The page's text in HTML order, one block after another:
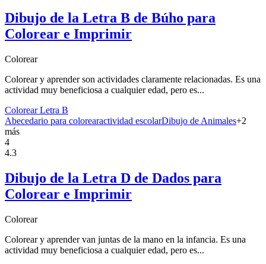
Dibujo de la Letra B de Búho para
Colorear e Imprimir
Colorear
Colorear y aprender son actividades claramente relacionadas. Es una
actividad muy beneficiosa a cualquier edad, pero es...
Colorear Letra B
Abecedario para colorearactividad escolarDibujo de Animales+2
más
4
4.3
Dibujo de la Letra D de Dados para
Colorear e Imprimir
Colorear
Colorear y aprender van juntas de la mano en la infancia. Es una
actividad muy beneficiosa a cualquier edad, pero es...